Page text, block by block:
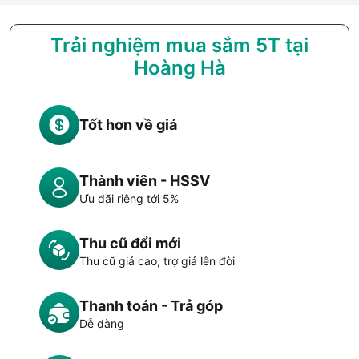
Trải nghiệm mua sắm 5T tại
Hoàng Hà
Tốt hơn về giá
Thành viên - HSSV
Ưu đãi riêng tới 5%
Thu cũ đổi mới
Thu cũ giá cao, trợ giá lên đời
Thanh toán - Trả góp
Dễ dàng